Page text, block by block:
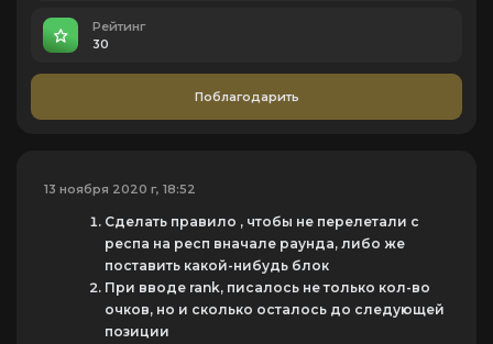
Рейтинг
30
Поблагодарить
13 ноября 2020 г, 18:52
Сделать правило , чтобы не перелетали с
респа на респ вначале раунда, либо же
поставить какой-нибудь блок
При вводе rank, писалось не только кол-во
очков, но и сколько осталось до следующей
позиции